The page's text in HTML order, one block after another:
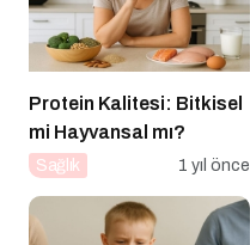
Protein Kalitesi: Bitkisel
mi Hayvansal mı?
Sağlık 1 yıl önce